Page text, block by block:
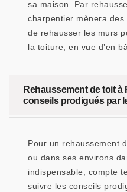
sa maison. Par
charpentier mènera
de rehausser les murs
la toiture, en vue d’en
Rehaussement de toit à
conseils prodigués par
Pour un rehaussement
ou dans ses environs
indispensable, compte
suivre les conseils